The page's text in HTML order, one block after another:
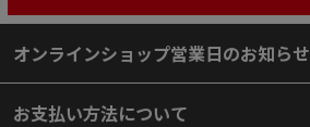
オンラインショップ営業日のお知らせ
お支払い方法について